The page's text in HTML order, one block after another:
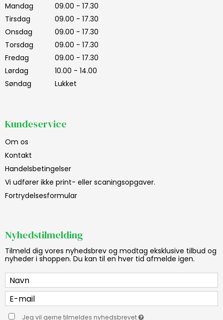
Mandag
09.00 - 17.30
Tirsdag
09.00 - 17.30
Onsdag
09.00 - 17.30
Torsdag
09.00 - 17.30
Fredag
09.00 - 17.30
Lørdag
10.00 - 14.00
Søndag
Lukket
Kundeservice
Om os
Kontakt
Handelsbetingelser
Vi udfører ikke print- eller scaningsopgaver.
Fortrydelsesformular
Nyhedstilmelding
Tilmeld dig vores nyhedsbrev og modtag eksklusive tilbud og
nyheder i shoppen. Du kan til en hver tid afmelde igen.
Jeg vil gerne tilmeldes nyhedsbrevet